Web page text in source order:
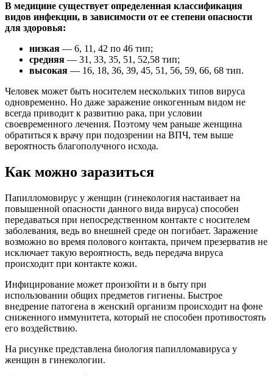
В медицине существует определенная классификация
видов инфекции, в зависимости от ее степени опасности
для здоровья:
низкая — 6, 11, 42 по 46 тип;
средняя — 31, 33, 35, 51, 52,58 тип;
высокая — 16, 18, 36, 39, 45, 51, 56, 59, 66, 68 тип.
Человек может быть носителем нескольких типов вируса
одновременно. Но даже заражение онкогенным видом не
всегда приводит к развитию рака, при условии
своевременного лечения. Поэтому чем раньше женщина
обратиться к врачу при подозрении на ВПЧ, тем выше
вероятность благополучного исхода.
Как можно заразиться
Папилломовирус у женщин (гинекология настаивает на
повышенной опасности данного вида вируса) способен
передаваться при непосредственном контакте с носителем
заболевания, ведь во внешней среде он погибает. Заражение
возможно во время полового контакта, причем презерватив не
исключает такую вероятность, ведь передача вируса
происходит при контакте кожи.
Инфицирование может произойти и в быту при
использовании общих предметов гигиены. Быстрое
внедрение патогена в женский организм происходит на фоне
сниженного иммунитета, который не способен противостоять
его воздействию.
На рисунке представлена биология папилломавируса у
женщин в гинекологии.